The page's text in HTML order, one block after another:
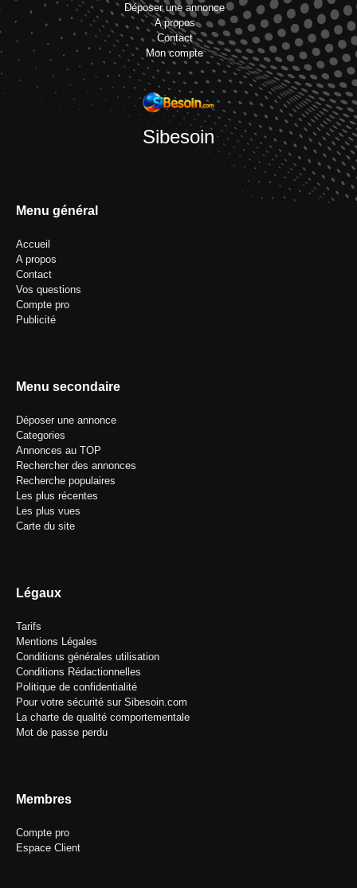
Déposer une annonce
A propos
Contact
Mon compte
Sibesoin
Menu général
Accueil
A propos
Contact
Vos questions
Compte pro
Publicité
Menu secondaire
Déposer une annonce
Categories
Annonces au TOP
Rechercher des annonces
Recherche populaires
Les plus récentes
Les plus vues
Carte du site
Légaux
Tarifs
Mentions Légales
Conditions générales utilisation
Conditions Rédactionnelles
Politique de confidentialité
Pour votre sécurité sur Sibesoin.com
La charte de qualité comportementale
Mot de passe perdu
Membres
Compte pro
Espace Client